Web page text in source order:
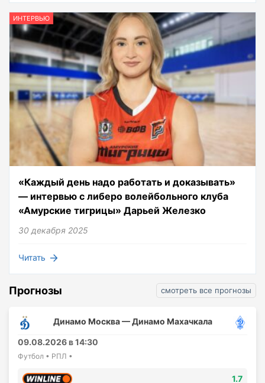
ИНТЕРВЬЮ
«Каждый день надо работать и доказывать»
— интервью с либеро волейбольного клуба
«Амурские тигрицы» Дарьей Железко
30 декабря 2025
Читать
Прогнозы смотреть все прогнозы
Динамо Москва — Динамо Махачкала
09.08.2026 в 14:30
Футбол • РПЛ •
1.7